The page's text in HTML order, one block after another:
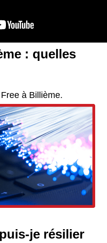
: quelles
à Billième.
je résilier